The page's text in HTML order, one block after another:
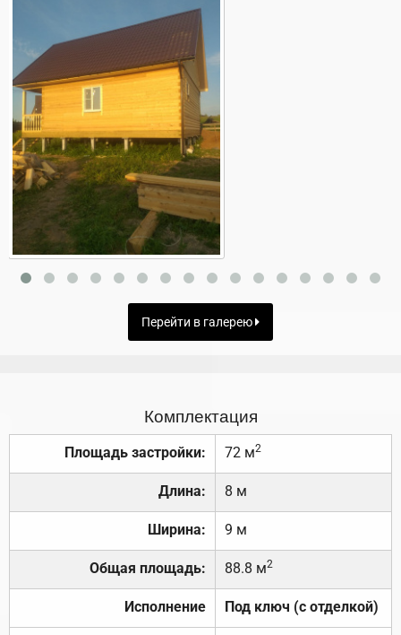
Перейти в галерею
Комплектация
Площадь застройки: 72 м2
Длина: 8 м
Ширина: 9 м
Общая площадь: 88.8 м2
Исполнение Под ключ (с отделкой)